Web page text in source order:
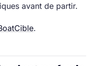
avant de partir.
.